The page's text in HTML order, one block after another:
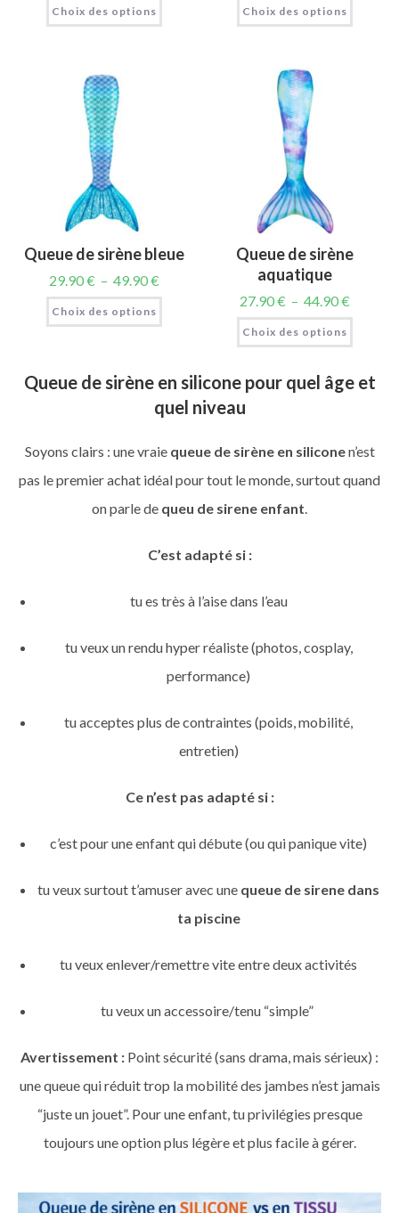
Choix des options Choix des options
Queue de sirène bleue
29.90€ – 49.90€
Choix des options
Queue de sirène
aquatique
27.90€ – 44.90€
Choix des options
Queue de sirène en silicone pour quel âge et
quel niveau
Soyons clairs : une vraie queue de sirène en siliconen’est
pas le premier achat idéal pour tout le monde, surtout quand
on parle de queu de sirene enfant.
C’est adapté si :
tu es très à l’aise dans l’eau
tu veux un rendu hyper réaliste (photos, cosplay,
performance)
tu acceptes plus de contraintes (poids, mobilité,
entretien)
Ce n’est pas adapté si :
c’est pour une enfant qui débute (ou qui panique vite)
tu veux surtout t’amuser avec une queue de sirene dans
ta piscine
tu veux enlever/remettre vite entre deux activités
tu veux un accessoire/tenu “simple”
Avertissement : Point sécurité (sans drama, mais sérieux) :
une queue qui réduit trop la mobilité des jambes n’est jamais
“juste un jouet”. Pour une enfant, tu privilégies presque
toujours une option plus légère et plus facile à gérer.